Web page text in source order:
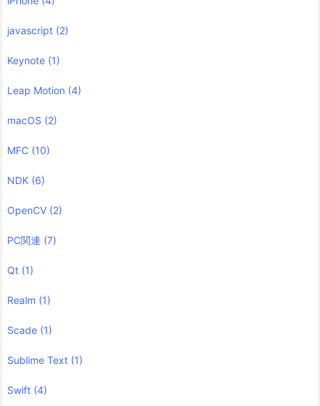
javascript (2)
Keynote (1)
Leap Motion (4)
macOS (2)
MFC (10)
NDK (6)
OpenCV (2)
PC関連 (7)
Qt (1)
Realm (1)
Scade (1)
Sublime Text (1)
Swift (4)